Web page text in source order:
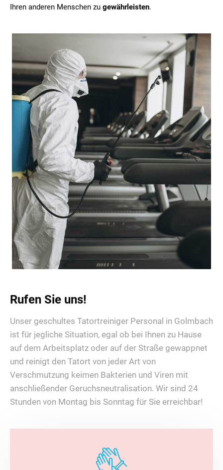
Ihren anderen Menschen zu gewährleisten.
Rufen Sie uns!
Unser geschultes Tatortreiniger Personal in Golmbach
ist für jegliche Situation, egal ob bei Ihnen zu Hause
auf dem Arbeitsplatz oder auf der Straße gewappnet
und reinigt den Tatort von jeder Art von
Verschmutzung keimen Bakterien und Viren mit
anschließender Geruchsneutralisation. Wir sind 24
Stunden von Montag bis Sonntag für Sie erreichbar!